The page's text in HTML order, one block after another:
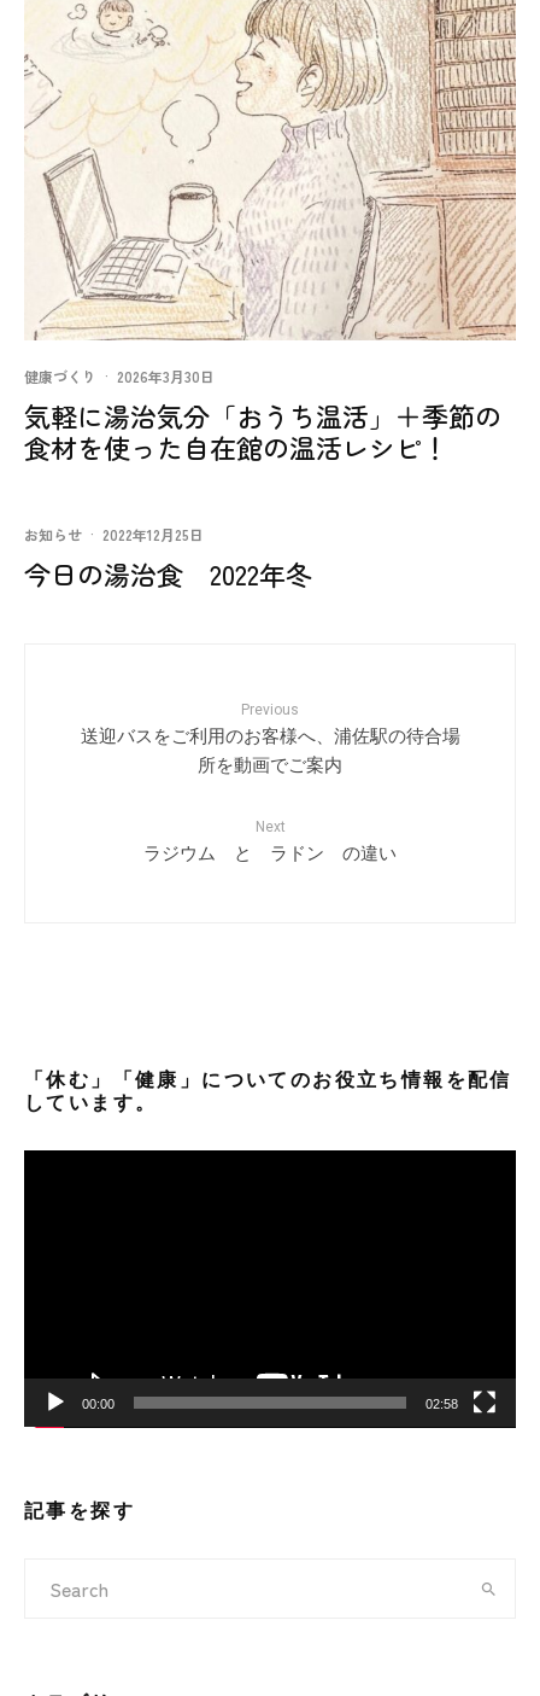
健康づくり · 2026年3月30日
気軽に湯治気分「おうち温活」＋季節の
食材を使った自在館の温活レシピ！
お知らせ · 2022年12月25日
今日の湯治食 2022年冬
Previous
送迎バスをご利用のお客様へ、浦佐駅の待合場
所を動画でご案内
Next
ラジウム と ラドン の違い
「休む」「健康」についてのお役立ち情報を配信
しています。
00:00 02:58
記事を探す